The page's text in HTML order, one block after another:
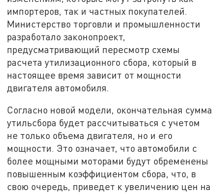
импортеров, так и частных покупателей.
Министерство торговли и промышленности
разработало законопроект,
предусматривающий пересмотр схемы
расчета утилизационного сбора, который в
настоящее время зависит от мощности
двигателя автомобиля.
Согласно новой модели, окончательная сумма
утильсбора будет рассчитываться с учетом
не только объема двигателя, но и его
мощности. Это означает, что автомобили с
более мощными моторами будут обременены
повышенным коэффициентом сбора, что, в
свою очередь, приведет к увеличению цен на